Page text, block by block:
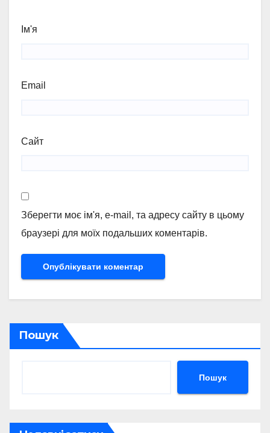
Ім'я
Email
Сайт
Зберегти моє ім'я, e-mail, та адресу сайту в цьому
браузері для моїх подальших коментарів.
Пошук
Пошук